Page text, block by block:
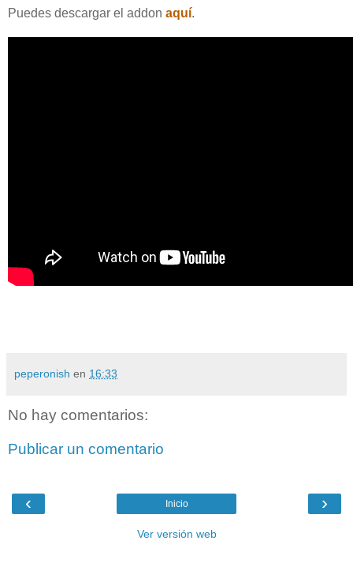
Puedes descargar el addon aquí.
peperonish en 16:33
No hay comentarios:
Publicar un comentario
‹ ›
Inicio
Ver versión web